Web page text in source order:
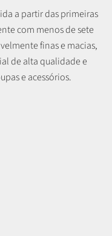
a partir das primeiras
com menos de sete
finas e macias,
de alta qualidade e
e acessórios.